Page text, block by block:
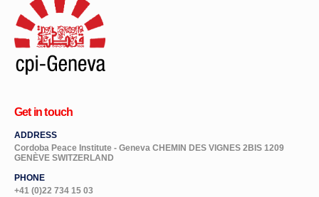
Get in touch
ADDRESS
Cordoba Peace Institute - Geneva CHEMIN DES VIGNES 2BIS 1209
GENÈVE SWITZERLAND
PHONE
+41 (0)22 734 15 03